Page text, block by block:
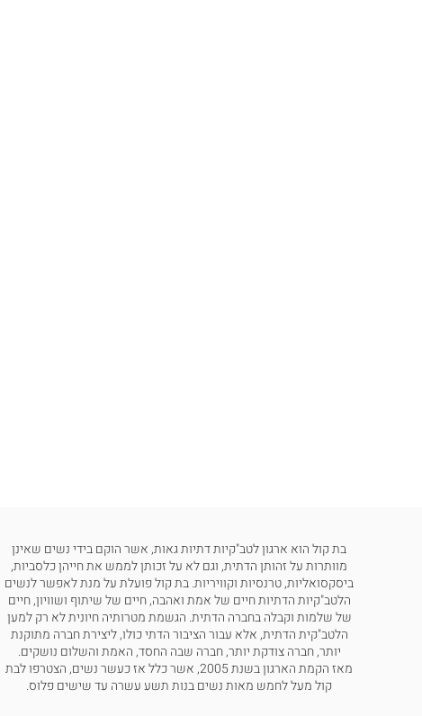
בת קול הוא ארגון לטב"קיות דתיות גאות, אשר הוקם בידי נשים שאינן
מוותרות על זהותן הדתית, וגם לא על זכותן לממש את חייהן כלסביות,
ביסקסואליות, טרנסיות וקוויריות. בת קול פועלת על מנת לאפשר לנשים
הלטב"קיות הדתיות חיים של אמת ואהבה, חיים של שיתוף ושוויון, חיים
של שלמות וקבלה בחברה הדתית. הגשמת מטרותיה חיונית לא רק למען
הלטב"קית הדתית, אלא עבור הציבור הדתי כולו, ליצירת חברה מתוקנת
יותר, חברה צודקת יותר, חברה שבה החסד, האמת והשלום נושקים.
מאז הקמת הארגון בשנת 2005, אשר כלל אז כעשר נשים, הצטרפו לבת
קול מעל לחמש מאות נשים בנות תשע עשרה עד שישים פלוס.